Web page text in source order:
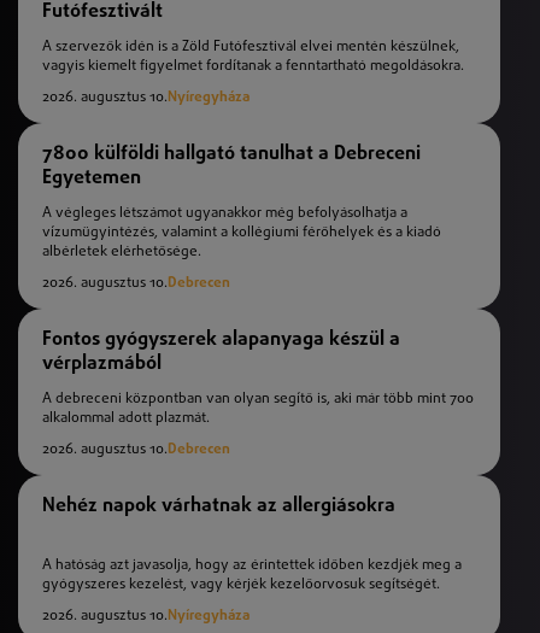
Futófesztivált
A szervezők idén is a Zöld Futófesztivál elvei mentén készülnek,
vagyis kiemelt figyelmet fordítanak a fenntartható megoldásokra.
2026. augusztus 10. Nyíregyháza
7800 külföldi hallgató tanulhat a Debreceni
Egyetemen
A végleges létszámot ugyanakkor még befolyásolhatja a
vízumügyintézés, valamint a kollégiumi férőhelyek és a kiadó
albérletek elérhetősége.
2026. augusztus 10.Debrecen
Fontos gyógyszerek alapanyaga készül a
vérplazmából
A debreceni központban van olyan segítő is, aki már több mint 700
alkalommal adott plazmát.
2026. augusztus 10.Debrecen
Nehéz napok várhatnak az allergiásokra
A hatóság azt javasolja, hogy az érintettek időben kezdjék meg a
gyógyszeres kezelést, vagy kérjék kezelőorvosuk segítségét.
2026. augusztus 10. Nyíregyháza